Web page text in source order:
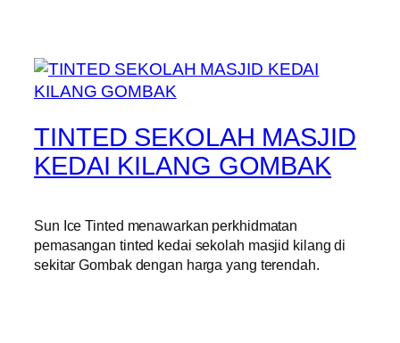
TINTED SEKOLAH MASJID
KEDAI KILANG GOMBAK
Sun Ice Tinted menawarkan perkhidmatan
pemasangan tinted kedai sekolah masjid kilang di
sekitar Gombak dengan harga yang terendah.